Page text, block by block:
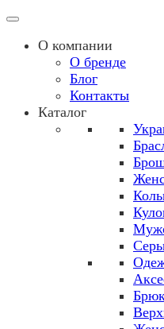
О компании
О бренде
Блог
Контакты
Каталог